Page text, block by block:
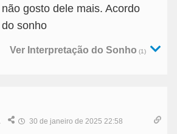
gosto dele mais. Acordo
sonho
Ver Interpretação do Sonho (1)
30 de janeiro de 2025 22:58